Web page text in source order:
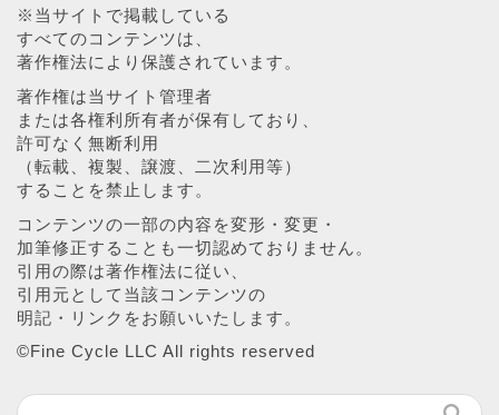
※当サイトで掲載している
すべてのコンテンツは、
著作権法により保護されています。
著作権は当サイト管理者
または各権利所有者が保有しており、
許可なく無断利用
（転載、複製、譲渡、二次利用等）
することを禁止します。
コンテンツの一部の内容を変形・変更・
加筆修正することも一切認めておりません。
引用の際は著作権法に従い、
引用元として当該コンテンツの
明記・リンクをお願いいたします。
©︎Fine Cycle LLC All rights reserved